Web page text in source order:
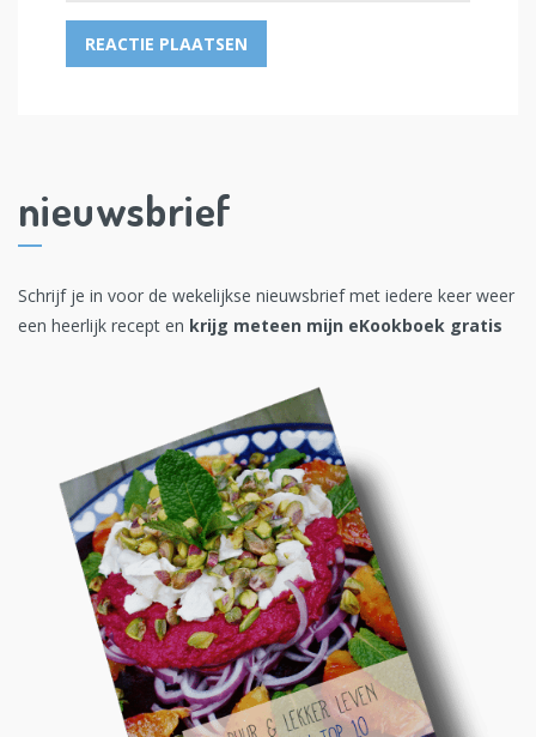
nieuwsbrief
Schrijf je in voor de wekelijkse nieuwsbrief met iedere keer weer
een heerlijk recept en krijg meteen mijn eKookboek gratis